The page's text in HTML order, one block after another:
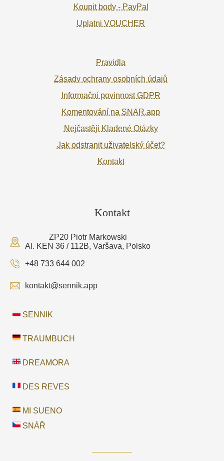
Koupit body - PayPal
Uplatni VOUCHER
Pravidla
Zásady ochrany osobních údajů
Informační povinnost GDPR
Komentování na SNAR.app
Nejčastěji Kladené Otázky
Jak odstranit uživatelský účet?
Kontakt
Kontakt
ZP20 Piotr Markowski
Al. KEN 36 / 112B, Varšava, Polsko
+48 733 644 002
kontakt@sennik.app
SENNIK
TRAUMBUCH
DREAMORA
DES REVES
MI SUENO
SNÁŘ